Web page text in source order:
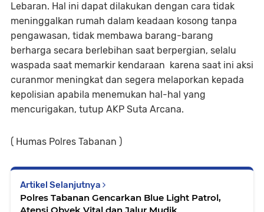
Lebaran. Hal ini dapat dilakukan dengan cara tidak
meninggalkan rumah dalam keadaan kosong tanpa
pengawasan, tidak membawa barang-barang
berharga secara berlebihan saat berpergian, selalu
waspada saat memarkir kendaraan karena saat ini aksi
curanmor meningkat dan segera melaporkan kepada
kepolisian apabila menemukan hal-hal yang
mencurigakan, tutup AKP Suta Arcana.
( Humas Polres Tabanan )
Artikel Selanjutnya
Polres Tabanan Gencarkan Blue Light Patrol,